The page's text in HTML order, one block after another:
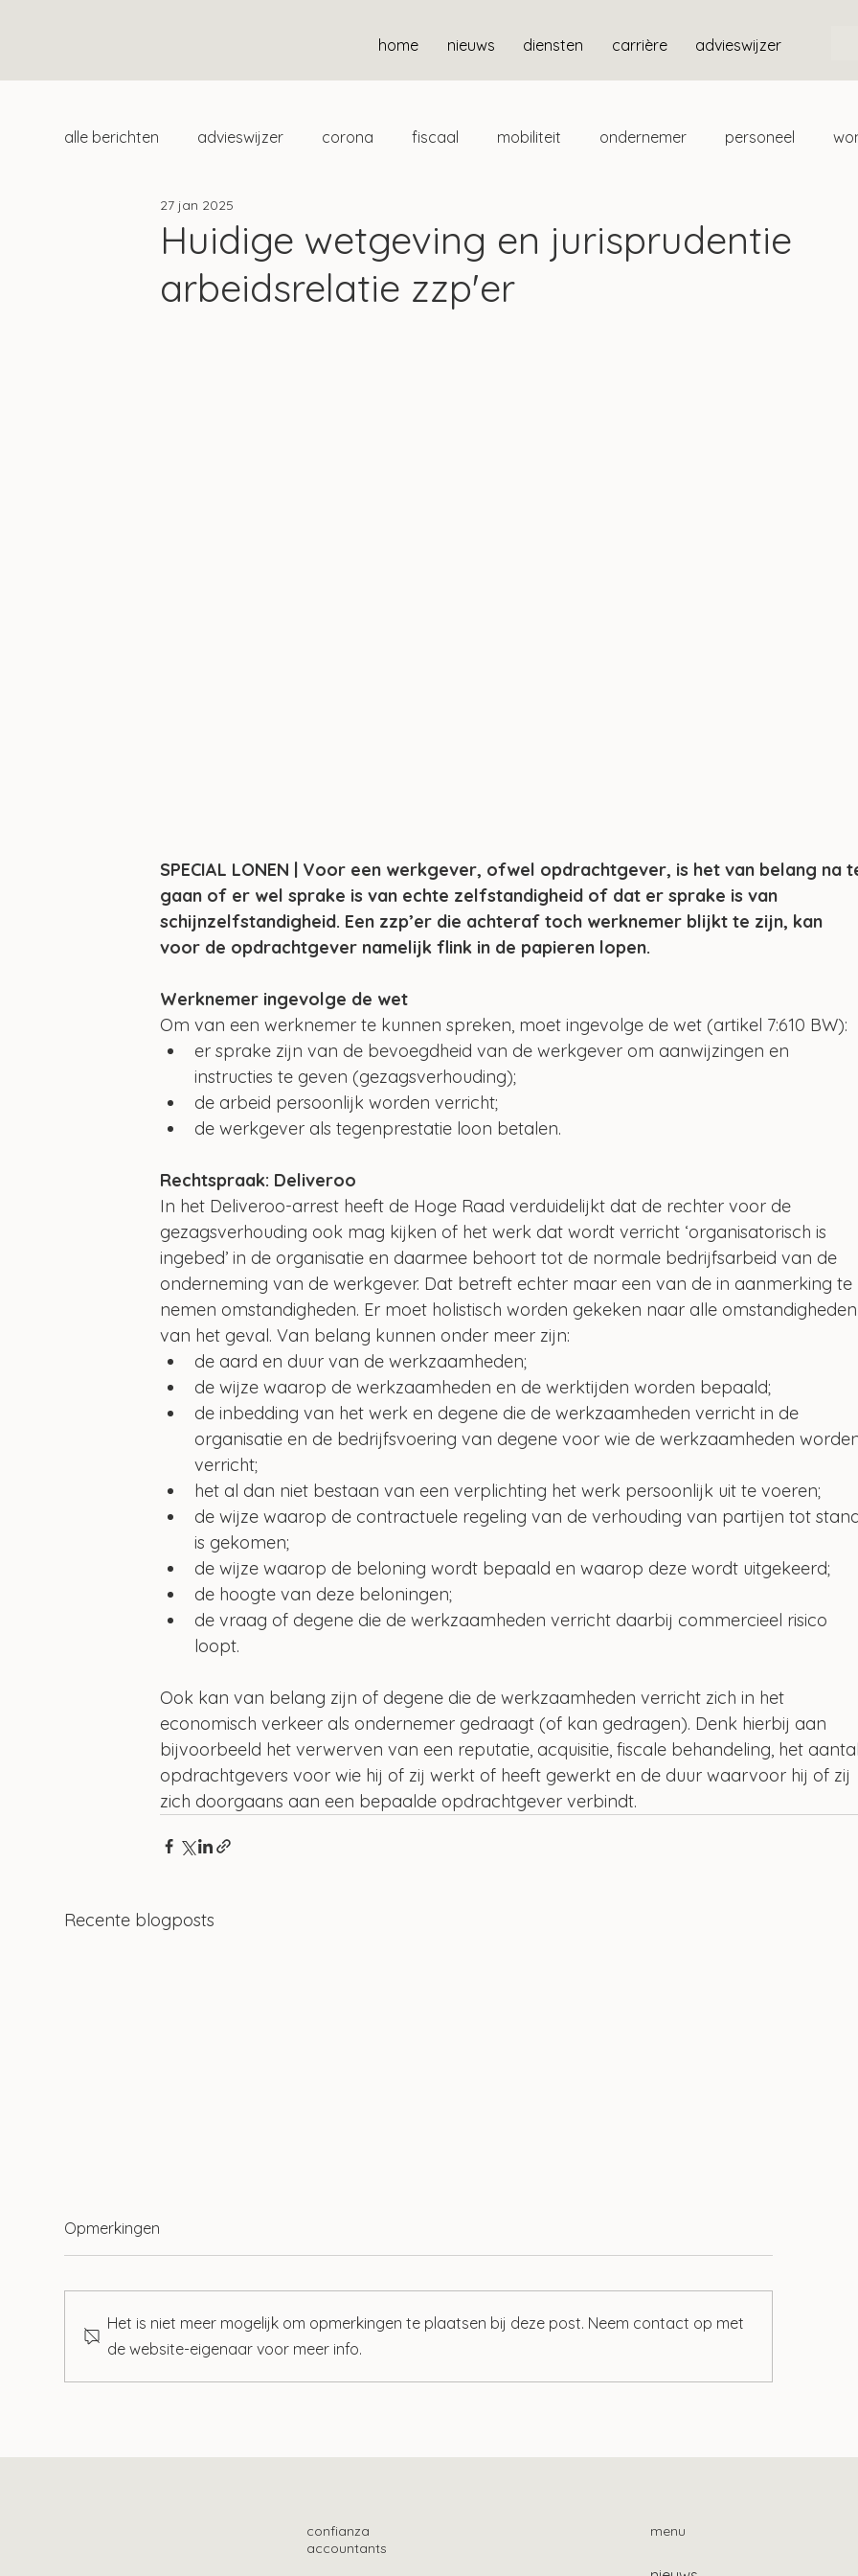
home nieuws diensten carrière advieswijzer
alle berichten advieswijzer corona fiscaal mobiliteit ondernemer personeel
duurzaam home
Huidige wetgeving en jurisprudentie
arbeidsrelatie zzp'er
27 jan 2025
SPECIAL LONEN | Voor een werkgever, ofwel opdrachtgever, is het van belang na
gaan of er wel sprake is van echte zelfstandigheid of dat er sprake is van
schijnzelfstandigheid. Een zzp’er die achteraf toch werknemer blijkt te zijn, kan
voor de opdrachtgever namelijk flink in de papieren lopen.
Werknemer ingevolge de wet
Om van een werknemer te kunnen spreken, moet ingevolge de wet (artikel 7:610 BW):
er sprake zijn van de bevoegdheid van de werkgever om aanwijzingen en
instructies te geven (gezagsverhouding);
de arbeid persoonlijk worden verricht;
de werkgever als tegenprestatie loon betalen.
Rechtspraak: Deliveroo
In het Deliveroo-arrest heeft de Hoge Raad verduidelijkt dat de rechter voor de
gezagsverhouding ook mag kijken of het werk dat wordt verricht ‘organisatorisch is
ingebed’ in de organisatie en daarmee behoort tot de normale bedrijfsarbeid van de
onderneming van de werkgever. Dat betreft echter maar een van de in aanmerking te
nemen omstandigheden. Er moet holistisch worden gekeken naar alle
van het geval. Van belang kunnen onder meer zijn:
de aard en duur van de werkzaamheden;
de wijze waarop de werkzaamheden en de werktijden worden bepaald;
de inbedding van het werk en degene die de werkzaamheden verricht in de
organisatie en de bedrijfsvoering van degene voor wie de werkzaamheden
verricht;
het al dan niet bestaan van een verplichting het werk persoonlijk uit te voeren;
de wijze waarop de contractuele regeling van de verhouding van partijen tot
is gekomen;
de wijze waarop de beloning wordt bepaald en waarop deze wordt uitgekeerd;
de hoogte van deze beloningen;
de vraag of degene die de werkzaamheden verricht daarbij commercieel risico
loopt.
Ook kan van belang zijn of degene die de werkzaamheden verricht zich in het
economisch verkeer als ondernemer gedraagt (of kan gedragen). Denk hierbij aan
bijvoorbeeld het verwerven van een reputatie, acquisitie, fiscale behandeling, het
opdrachtgevers voor wie hij of zij werkt of heeft gewerkt en de duur waarvoor hij of zij
zich doorgaans aan een bepaalde opdrachtgever verbindt.
Recente blogposts
Tien ontwikkelingen op het
Mogelijk ook gebruikelijk
Nieuw voorstel
Opmerkingen
Het is niet meer mogelijk om opmerkingen te plaatsen bij deze post. Neem contact op met
de website-eigenaar voor meer info.
confianza
accountants
menu